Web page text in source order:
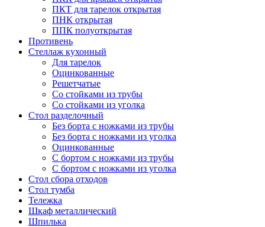
ПКТ для тарелок открытая
ПНК открытая
ППК полуоткрытая
Противень
Стеллаж кухонный
Для тарелок
Оцинкованные
Решетчатые
Со стойками из трубы
Со стойками из уголка
Стол разделочный
Без борта с ножками из трубы
Без борта с ножками из уголка
Оцинкованные
С бортом с ножками из трубы
С бортом с ножками из уголка
Стол сбора отходов
Стол тумба
Тележка
Шкаф металлический
Шпилька